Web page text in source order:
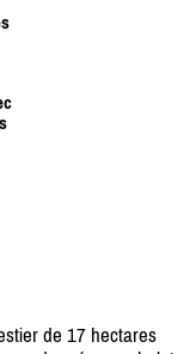
de 17 hectares